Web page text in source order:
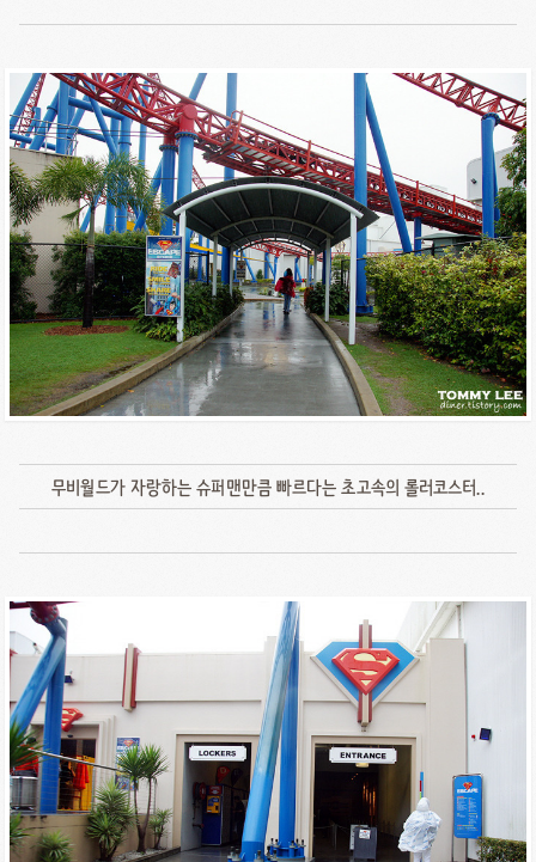
무비월드가 자랑하는 슈퍼맨만큼 빠르다는 초고속의 롤러코스터..